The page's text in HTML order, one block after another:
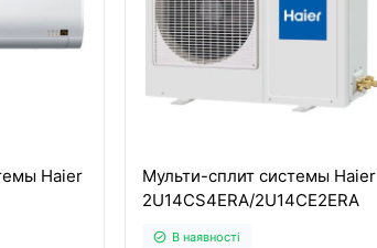
Haier
Мульти-сплит системы Haier
2U14CS4ERA/2U14CE2ERA
В наявності